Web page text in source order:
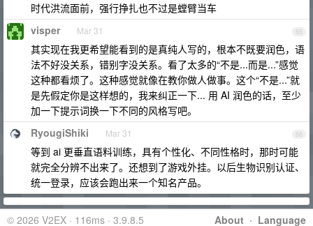
时代洪流面前，强行挣扎也不过是螳臂当车
65
visper Mar 31
其实现在我更希望能看到的是真纯人写的，根本不既要润色，语
法不好没关系，错别字没关系。看了太多的“不是...而是...”感觉
这种都看烦了。这种感觉就像在教你做人做事。这个“不是...”就
是先假定你是这样想的，我来纠正一下... 用 AI 润色的话，至少
加一下提示词换一下不同的风格写吧。
66
RyougiShiki Mar 31
等到 ai 更垂直语料训练，具有个性化、不同性格时，那时可能
就完全分辨不出来了。还想到了游戏外挂。以后生物识别认证、
统一登录，应该会跑出来一个知名产品。
About · Language
© 2026 V2EX · 116ms · 3.9.8.5